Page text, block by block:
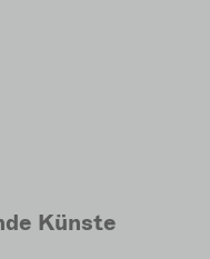
Künste